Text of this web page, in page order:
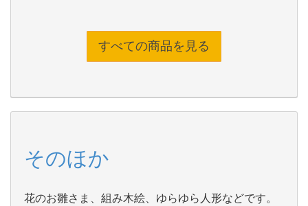
すべての商品を見る
そのほか
花のお雛さま、組み木絵、ゆらゆら人形などです。